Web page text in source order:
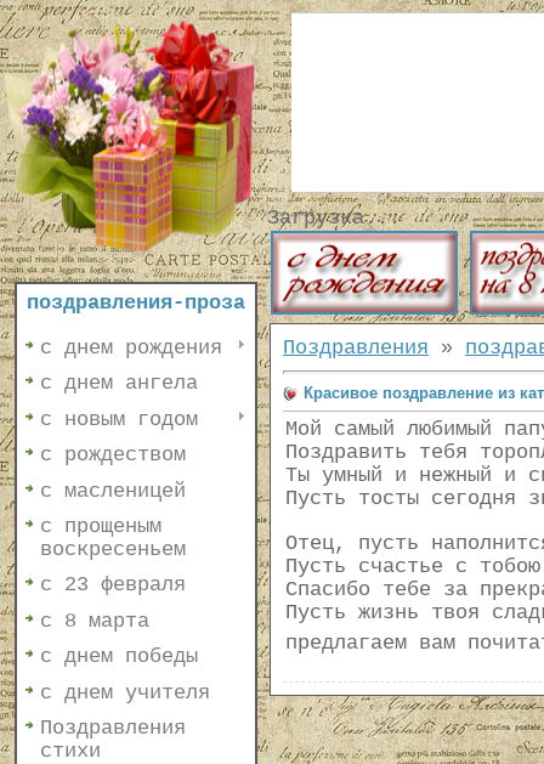
поздравления-проза
с днем рождения
с днем ангела
с новым годом
с рождеством
с масленицей
с прощеным
воскресеньем
с 23 февраля
с 8 марта
с днем победы
с днем учителя
Поздравления
стихи
Загрузка...
Поздравления »
Красивое поздравление из
Мой самый любимый
Поздравить тебя
Ты умный и нежный и
Пусть тосты сегодня
Отец, пусть
Пусть счастье с
Спасибо тебе за
Пусть жизнь твоя
предлагаем вам